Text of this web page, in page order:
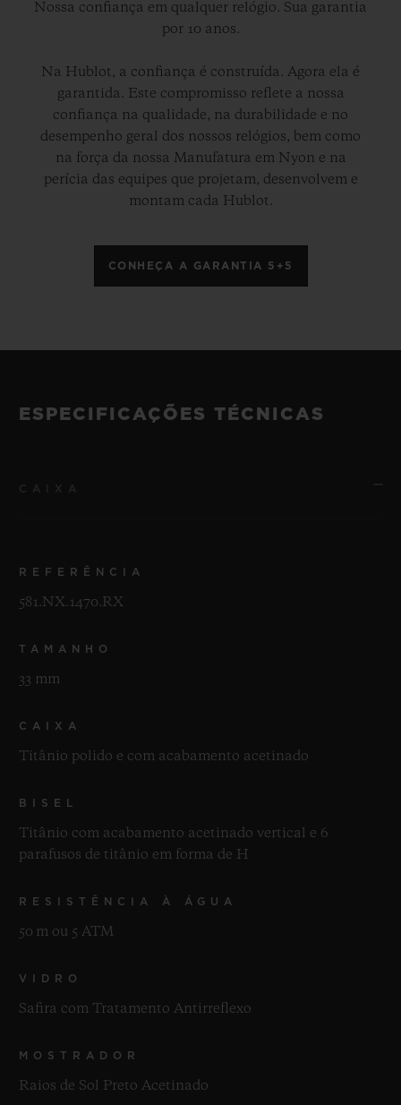
Nossa confiança em qualquer relógio. Sua garantia
por 10 anos.
Na Hublot, a confiança é construída. Agora ela é
garantida. Este compromisso reflete a nossa
confiança na qualidade, na durabilidade e no
desempenho geral dos nossos relógios, bem como
na força da nossa Manufatura em Nyon e na
perícia das equipes que projetam, desenvolvem e
montam cada Hublot.
CONHEÇA A GARANTIA 5+5
ESPECIFICAÇÕES TÉCNICAS
REFERÊNCIA
581.NX.1470.RX
TAMANHO
33 mm
CAIXA
Titânio polido e com acabamento acetinado
BISEL
Titânio com acabamento acetinado vertical e 6
parafusos de titânio em forma de H
RESISTÊNCIA À ÁGUA
50 m ou 5 ATM
VIDRO
Safira com Tratamento Antirreflexo
MOSTRADOR
Raios de Sol Preto Acetinado